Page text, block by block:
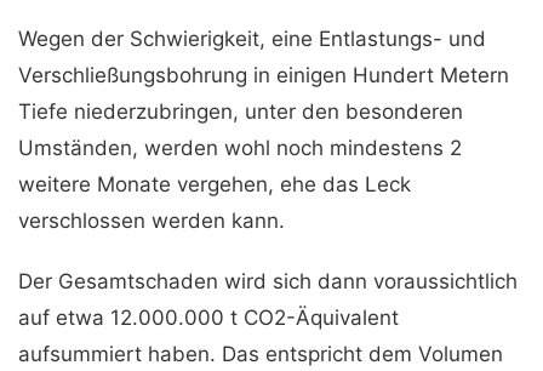
Wegen der Schwierigkeit, eine Entlastungs- und
Verschließungsbohrung in einigen Hundert Metern
Tiefe niederzubringen, unter den besonderen
Umständen, werden wohl noch mindestens 2
weitere Monate vergehen, ehe das Leck
verschlossen werden kann.
Der Gesamtschaden wird sich dann voraussichtlich
auf etwa 12.000.000 t CO2-Äquivalent
aufsummiert haben. Das entspricht dem Volumen